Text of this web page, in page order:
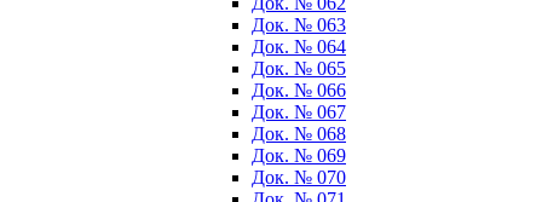
Док. № 063
Док. № 064
Док. № 065
Док. № 066
Док. № 067
Док. № 068
Док. № 069
Док. № 070